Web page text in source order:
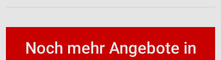
Noch mehr Angebote in